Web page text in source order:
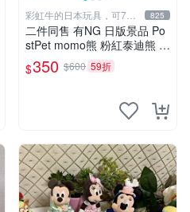
彩虹牛的日本玩具，可7取
付
825
二件同售 有NG 日版景品 Po
stPet momo熊 粉紅泰迪熊 妹
妹 comomo 企鵝 娃娃 布偶
手指頭 娃娃
$350 $600 59折